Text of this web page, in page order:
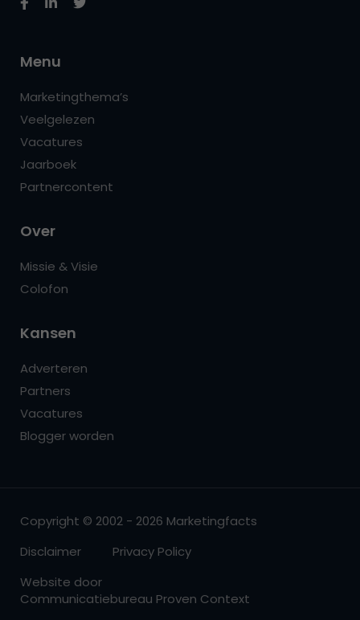
Menu
Marketingthema’s
Veelgelezen
Vacatures
Jaarboek
Partnercontent
Over
Missie & Visie
Colofon
Kansen
Adverteren
Partners
Vacatures
Blogger worden
Copyright © 2002 - 2026 Marketingfacts
Disclaimer
Privacy Policy
Website door
Communicatiebureau Proven Context